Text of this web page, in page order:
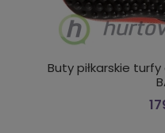
Buty piłkarskie turfy